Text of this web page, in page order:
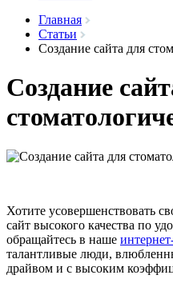
Главная
Статьи
Создание сайта для
Создание
Хотите усовершенствовать
сайт высокого качества по
обращайтесь в наше
талантливые люди,
драйвом и с высоким